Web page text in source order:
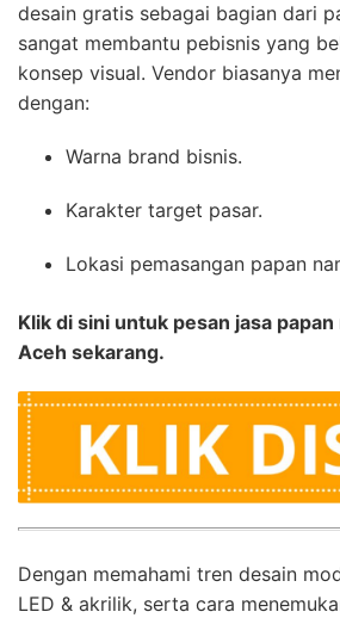
desain gratis sebagai bagian dari
sangat membantu pebisnis yang
konsep visual. Vendor biasanya
dengan:
Warna brand bisnis.
Karakter target pasar.
Lokasi pemasangan papan
Klik di sini untuk pesan jasa
Aceh sekarang.
Dengan memahami tren desain
LED & akrilik, serta cara